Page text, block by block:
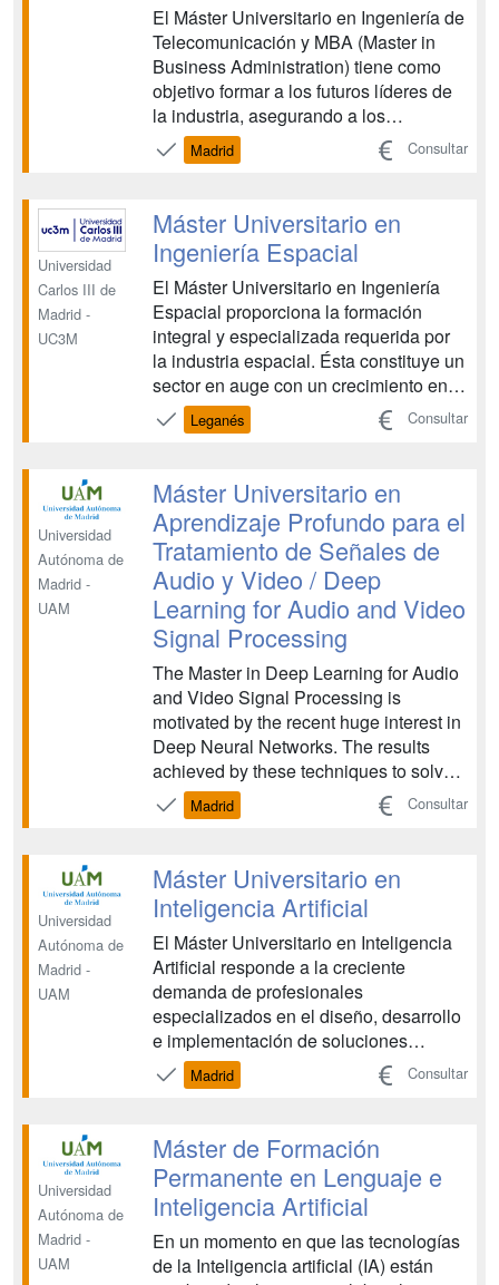
El Máster Universitario en Ingeniería de
Telecomunicación y MBA (Master in
Business Administration) tiene como
objetivo formar a los futuros líderes de
la industria, asegurando a los
estudiantes una carrera brillante en
cualquier organización que lleve a cabo
entorno internacional. El programa
combina la tradi...
Madrid Consultar
Universidad
Carlos III de
Madrid -
UC3M
Máster Universitario en
Ingeniería Espacial
El Máster Universitario en Ingeniería
Espacial proporciona la formación
integral y especializada requerida por
la industria espacial. Ésta constituye un
sector en auge con un crecimiento en
Europa y en España de casi un 10%
anual en la última década. El mercado
con una gran demanda de máster en
ingeniería, en ...
Leganés Consultar
Universidad
Autónoma de
Madrid -
UAM
Máster Universitario en
Aprendizaje Profundo para el
Tratamiento de Señales de
Audio y Video / Deep
Learning for Audio and Video
Signal Processing
The Master in Deep Learning for Audio
and Video Signal Processing is
motivated by the recent huge interest in
Deep Neural Networks. The results
achieved by these techniques to solve
problems related to automatic analysis
of acoustic and visual signals have
by previous techniques, which has
meant an unprecedente...
Madrid Consultar
Universidad
Autónoma de
Madrid -
UAM
Máster Universitario en
Inteligencia Artificial
El Máster Universitario en Inteligencia
Artificial responde a la creciente
demanda de profesionales
especializados en el diseño, desarrollo
e implementación de soluciones
basadas en inteligencia artificial. El
auge de esta tecnología genera una
capacitados, tanto en el sector
académico como en el industrial, para
abo...
Madrid Consultar
Universidad
Autónoma de
Madrid -
UAM
Máster de Formación
Permanente en Lenguaje e
Inteligencia Artificial
En un momento en que las tecnologías
de la Inteligencia artificial (IA) están